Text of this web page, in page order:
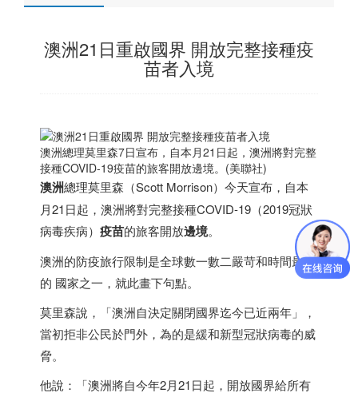
澳洲21日重啟國界 開放完整接種疫
苗者入境
澳洲總理莫里森7日宣布，自本月21日起，澳洲將對完整
接種COVID-19疫苗的旅客開放邊境。(美聯社)
澳洲總理莫里森（Scott Morrison）今天宣布，自本
月21日起，澳洲將對完整接種COVID-19（2019冠狀
病毒疾病） 疫苗的旅客開放邊境。
澳洲的防疫旅行限制是全球數一數二嚴苛和時間最久
的 國家之一，就此畫下句點。
莫里森說，「澳洲自決定關閉國界迄今已近兩年」，
當初拒非公民於門外，為的是緩和新型冠狀病毒的威
脅。
他說：「澳洲將自今年2月21日起，開放國界給所有